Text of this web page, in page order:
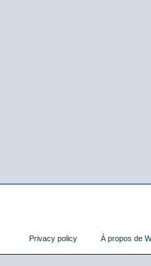
Privacy policy À propos de